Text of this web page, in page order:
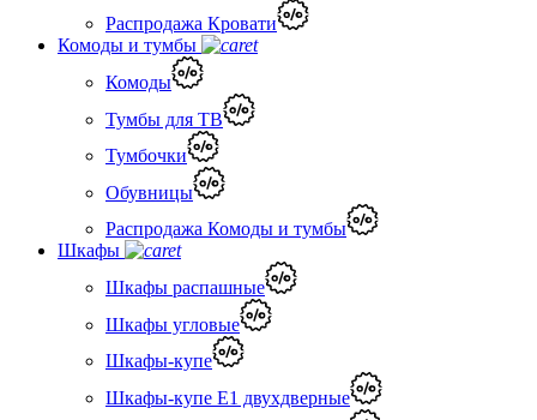
Распродажа Кровати
Комоды и тумбы
Комоды
Тумбы для ТВ
Тумбочки
Обувницы
Распродажа Комоды и тумбы
Шкафы
Шкафы распашные
Шкафы угловые
Шкафы-купе
Шкафы-купе Е1 двухдверные